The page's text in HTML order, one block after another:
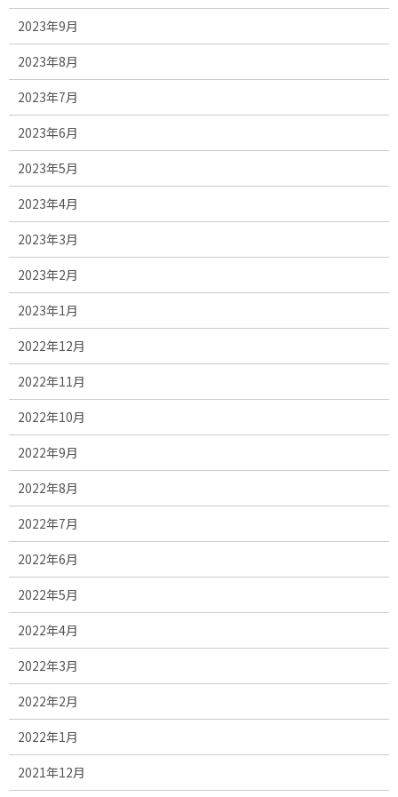
2023年9月
2023年8月
2023年7月
2023年6月
2023年5月
2023年4月
2023年3月
2023年2月
2023年1月
2022年12月
2022年11月
2022年10月
2022年9月
2022年8月
2022年7月
2022年6月
2022年5月
2022年4月
2022年3月
2022年2月
2022年1月
2021年12月